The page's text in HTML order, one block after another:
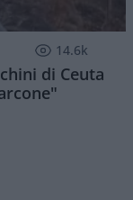
14.6k
di Ceuta